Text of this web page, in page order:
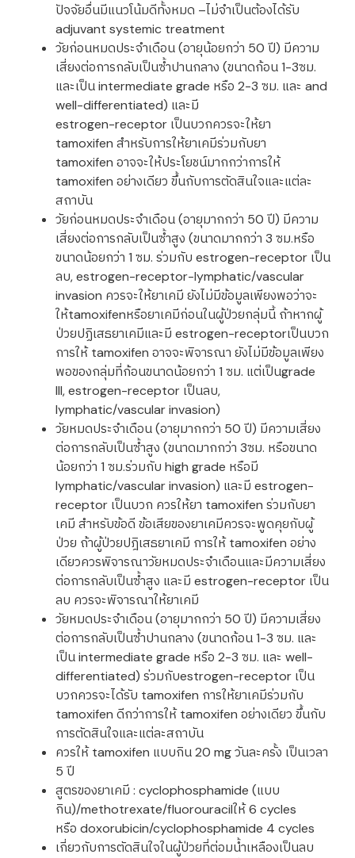
ปัจจัยอื่นมีแนวโน้มดีทั้งหมด –ไม่จำเป็นต้องได้รับ
adjuvant systemic treatment
วัยก่อนหมดประจำเดือน (อายุน้อยกว่า 50 ปี) มีความ
เสี่ยงต่อการกลับเป็นซ้ำปานกลาง (ขนาดก้อน 1-3ซม.
และเป็น intermediate grade หรือ 2-3 ซม. และ and
well-differentiated) และมี
estrogen-receptor เป็นบวกควรจะให้ยา
tamoxifen สำหรับการให้ยาเคมีร่วมกับยา
tamoxifen อาจจะให้ประโยชน์มากกว่าการให้
tamoxifen อย่างเดียว ขึ้นกับการตัดสินใจและแต่ละ
สถาบัน
วัยก่อนหมดประจำเดือน (อายุมากกว่า 50 ปี) มีความ
เสี่ยงต่อการกลับเป็นซ้ำสูง (ขนาดมากกว่า 3 ซม.หรือ
ขนาดน้อยกว่า 1 ซม. ร่วมกับ estrogen-receptor เป็น
ลบ, estrogen-receptor-lymphatic/vascular
invasion ควรจะให้ยาเคมี ยังไม่มีข้อมูลเพียงพอว่าจะ
ให้tamoxifenหรือยาเคมีก่อนในผู้ป่วยกลุ่มนี้ ถ้าหากผู้
ป่วยปฏิเสธยาเคมีและมี estrogen-receptorเป็นบวก
การให้ tamoxifen อาจจะพิจารณา ยังไม่มีข้อมูลเพียง
พอของกลุ่มที่ก้อนขนาดน้อยกว่า 1 ซม. แต่เป็นgrade
III, estrogen-receptor เป็นลบ,
lymphatic/vascular invasion)
วัยหมดประจำเดือน (อายุมากกว่า 50 ปี) มีความเสี่ยง
ต่อการกลับเป็นซ้ำสูง (ขนาดมากกว่า 3ซม. หรือขนาด
น้อยกว่า 1 ซม.ร่วมกับ high grade หรือมี
lymphatic/vascular invasion) และมี estrogen-
receptor เป็นบวก ควรให้ยา tamoxifen ร่วมกับยา
เคมี สำหรับข้อดี ข้อเสียของยาเคมีควรจะพูดคุยกับผู้
ป่วย ถ้าผู้ป่วยปฎิเสธยาเคมี การให้ tamoxifen อย่าง
เดียวควรพิจารณาวัยหมดประจำเดือนและมีความเสี่ยง
ต่อการกลับเป็นซ้ำสูง และมี estrogen-receptor เป็น
ลบ ควรจะพิจารณาให้ยาเคมี
วัยหมดประจำเดือน (อายุมากกว่า 50 ปี) มีความเสี่ยง
ต่อการกลับเป็นซ้ำปานกลาง (ขนาดก้อน 1-3 ซม. และ
เป็น intermediate grade หรือ 2-3 ซม. และ well-
differentiated) ร่วมกับestrogen-receptor เป็น
บวกควรจะได้รับ tamoxifen การให้ยาเคมีร่วมกับ
tamoxifen ดีกว่าการให้ tamoxifen อย่างเดียว ขึ้นกับ
การตัดสินใจและแต่ละสถาบัน
ควรให้ tamoxifen แบบกิน 20 mg วันละครั้ง เป็นเวลา
5 ปี
สูตรของยาเคมี : cyclophosphamide (แบบ
กิน)/methotrexate/fluorouracilให้ 6 cycles
หรือ doxorubicin/cyclophosphamide 4 cycles
เกี่ยวกับการตัดสินใจในผู้ป่วยที่ต่อมน้ำเหลืองเป็นลบ